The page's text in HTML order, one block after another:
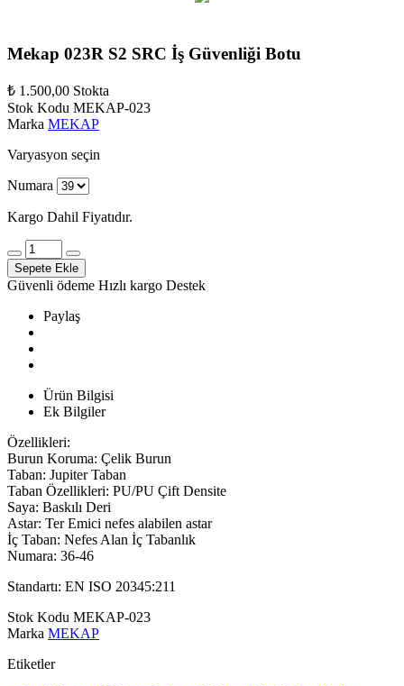
Mekap 023R S2 SRC İş Güvenliği Botu
₺ 1.500,00 Stokta
Stok Kodu MEKAP-023
Marka MEKAP
Varyasyon seçin
Numara
Kargo Dahil Fiyatıdır.
Sepete Ekle
Güvenli ödeme Hızlı kargo Destek
Paylaş
Ürün Bilgisi
Ek Bilgiler
Özellikleri:
Burun Koruma: Çelik Burun
Taban: Jupiter Taban
Taban Özellikleri: PU/PU Çift Densite
Saya: Baskılı Deri
Astar: Ter Emici nefes alabilen astar
İç Taban: Nefes Alan İç Tabanlık
Numara: 36-46
Standartı: EN ISO 20345:211
Stok Kodu MEKAP-023
Marka MEKAP
Etiketler